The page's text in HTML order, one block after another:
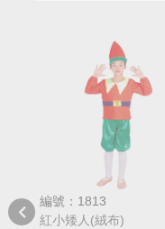
編號：1813
紅小矮人(絨布)